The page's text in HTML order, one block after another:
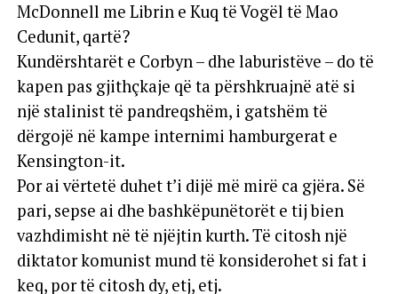
McDonnell me Librin e Kuq të Vogël të Mao
Cedunit, qartë?
Kundërshtarët e Corbyn – dhe laburistëve – do të
kapen pas gjithçkaje që ta përshkruajnë atë si
një stalinist të pandreqshëm, i gatshëm të
dërgojë në kampe internimi hamburgerat e
Kensington-it.
Por ai vërtetë duhet t’i dijë më mirë ca gjëra. Së
pari, sepse ai dhe bashkëpunëtorët e tij bien
vazhdimisht në të njëjtin kurth. Të citosh një
diktator komunist mund të konsiderohet si fat i
keq, por të citosh dy, etj, etj.